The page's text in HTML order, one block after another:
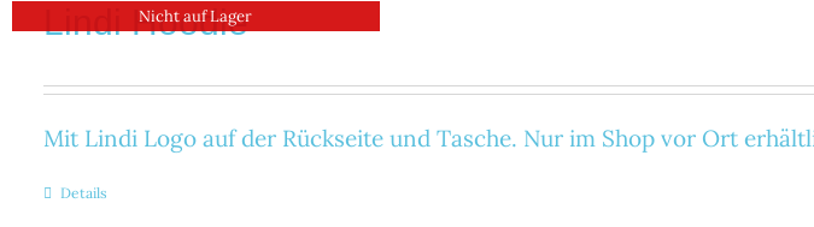
Nicht auf Lager
Lindi Hoodie
Mit Lindi Logo auf der Rückseite und Tasche. Nur im Shop vor Ort
Details